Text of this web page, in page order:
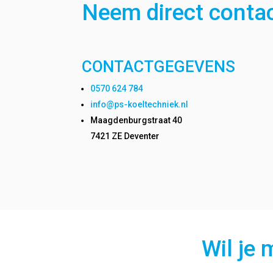
Neem direct
CONTACTGEGEVENS
0570 624 784
info@ps-koeltechniek.nl
Maagdenburgstraat 40
7421 ZE Deventer
Wil je